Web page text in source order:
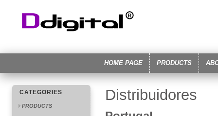
HOME PAGE PRODUCTS
CATEGORIES
PRODUCTS
Distribuidores